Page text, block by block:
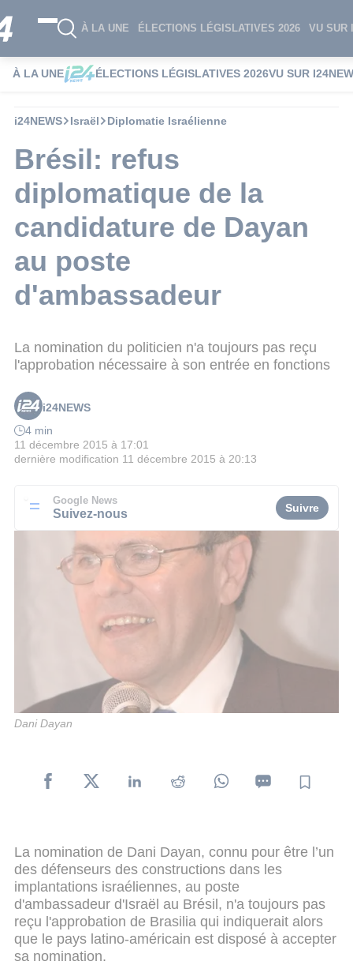
À LA UNE ÉLECTIONS LÉGISLATIVES 2026 VU SUR
À LA UNE ÉLECTIONS LÉGISLATIVES 2026VU SUR
i24NEWS Israël Diplomatie Israélienne
Brésil: refus
diplomatique de la
candidature de Dayan
au poste
d'ambassadeur
La nomination du politicien n'a toujours pas reçu
l'approbation nécessaire à son entrée en fonctions
i24NEWS
4 min
11 décembre 2015 à 17:01
dernière modification 11 décembre 2015 à 20:13
Google News
Suivez-nous Suivre
Dani Dayan
La nomination de Dani Dayan, connu pour être l’un
des défenseurs des constructions dans les
implantations israéliennes, au poste
d'ambassadeur d'Israël au Brésil, n'a toujours pas
reçu l'approbation de Brasilia qui indiquerait alors
que le pays latino-américain est disposé à accepter
sa nomination.